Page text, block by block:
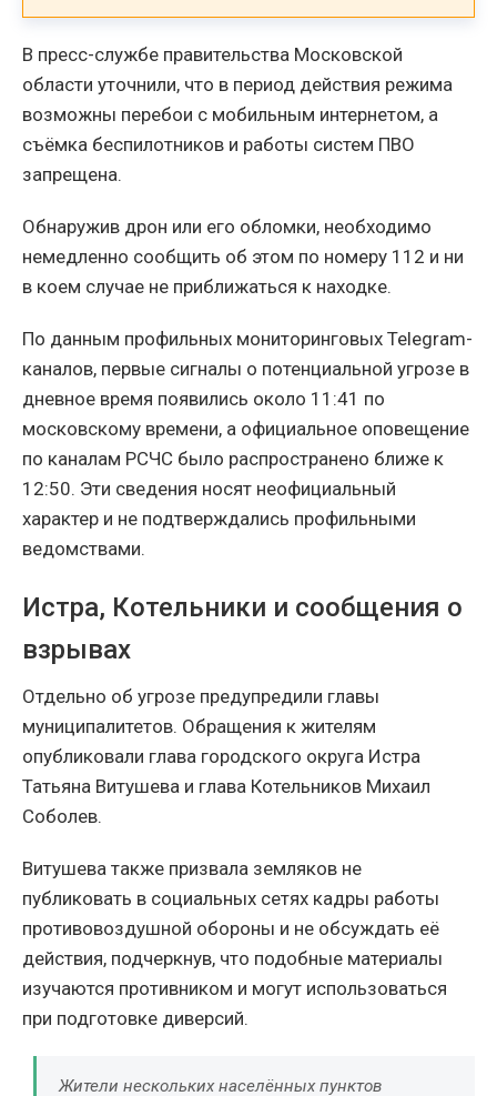
В пресс-службе правительства Московской
области уточнили, что в период действия режима
возможны перебои с мобильным интернетом, а
съёмка беспилотников и работы систем ПВО
запрещена.
Обнаружив дрон или его обломки, необходимо
немедленно сообщить об этом по номеру 112 и ни
в коем случае не приближаться к находке.
По данным профильных мониторинговых Telegram-
каналов, первые сигналы о потенциальной угрозе в
дневное время появились около 11:41 по
московскому времени, а официальное оповещение
по каналам РСЧС было распространено ближе к
12:50. Эти сведения носят неофициальный
характер и не подтверждались профильными
ведомствами.
Истра, Котельники и сообщения о
взрывах
Отдельно об угрозе предупредили главы
муниципалитетов. Обращения к жителям
опубликовали глава городского округа Истра
Татьяна Витушева и глава Котельников Михаил
Соболев.
Витушева также призвала земляков не
публиковать в социальных сетях кадры работы
противовоздушной обороны и не обсуждать её
действия, подчеркнув, что подобные материалы
изучаются противником и могут использоваться
при подготовке диверсий.
Жители нескольких населённых пунктов